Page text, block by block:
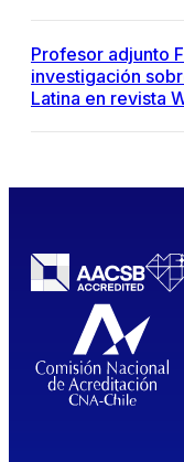
Profesor adjunto
investigación
Latina en revista